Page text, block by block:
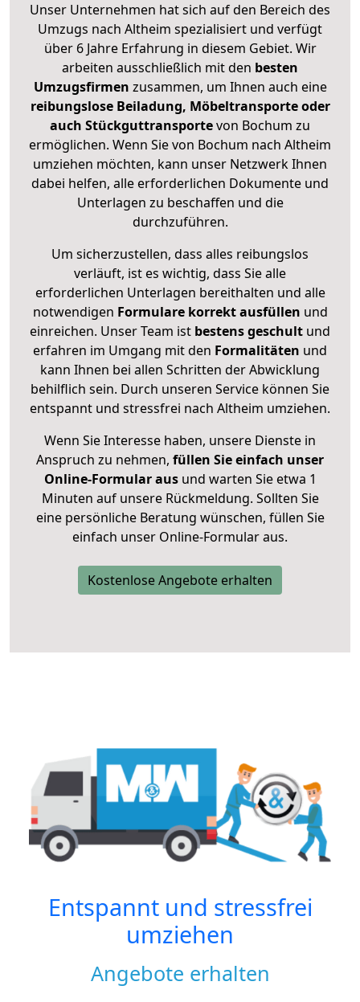
Unser Unternehmen hat sich auf den Bereich des
Umzugs nach Altheim spezialisiert und verfügt
über 6 Jahre Erfahrung in diesem Gebiet. Wir
arbeiten ausschließlich mit den besten
Umzugsfirmen zusammen, um Ihnen auch eine
reibungslose Beiladung, Möbeltransporte oder
auch Stückguttransportevon Bochum zu
ermöglichen. Wenn Sie von Bochum nach Altheim
umziehen möchten, kann unser Netzwerk Ihnen
dabei helfen, alle erforderlichen Dokumente und
Unterlagen zu beschaffen und die
durchzuführen.
Um sicherzustellen, dass alles reibungslos
verläuft, ist es wichtig, dass Sie alle
erforderlichen Unterlagen bereithalten und alle
notwendigen Formulare korrekt ausfüllen und
einreichen. Unser Team ist bestens geschult und
erfahren im Umgang mit den Formalitäten und
kann Ihnen bei allen Schritten der Abwicklung
behilflich sein. Durch unseren Service können Sie
entspannt und stressfrei nach Altheim umziehen.
Wenn Sie Interesse haben, unsere Dienste in
Anspruch zu nehmen, füllen Sie einfach unser
Online-Formular ausund warten Sie etwa 1
Minuten auf unsere Rückmeldung. Sollten Sie
eine persönliche Beratung wünschen, füllen Sie
einfach unser Online-Formular aus.
Kostenlose Angebote erhalten
Entspannt und stressfrei
umziehen
Angebote erhalten